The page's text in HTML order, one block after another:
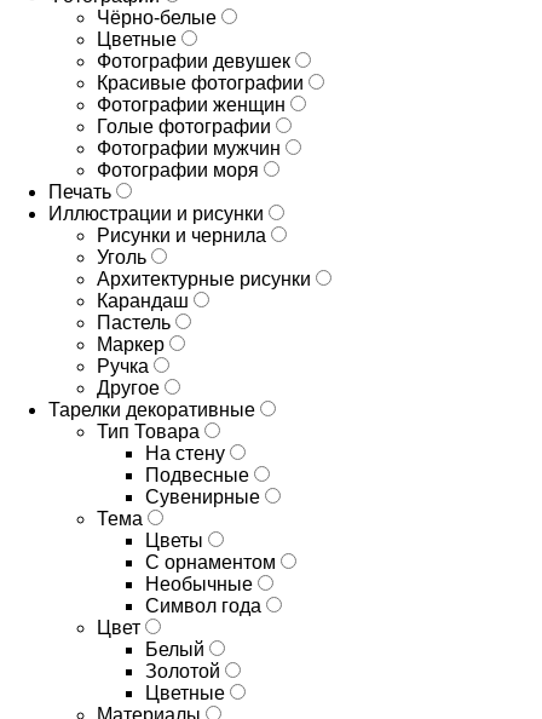
Чёрно-белые
Цветные
Фотографии девушек
Красивые фотографии
Фотографии женщин
Голые фотографии
Фотографии мужчин
Фотографии моря
Печать
Иллюстрации и рисунки
Рисунки и чернила
Уголь
Архитектурные рисунки
Карандаш
Пастель
Маркер
Ручка
Другое
Тарелки декоративные
Тип Товара
На стену
Подвесные
Сувенирные
Тема
Цветы
С орнаментом
Необычные
Символ года
Цвет
Белый
Золотой
Цветные
Материалы